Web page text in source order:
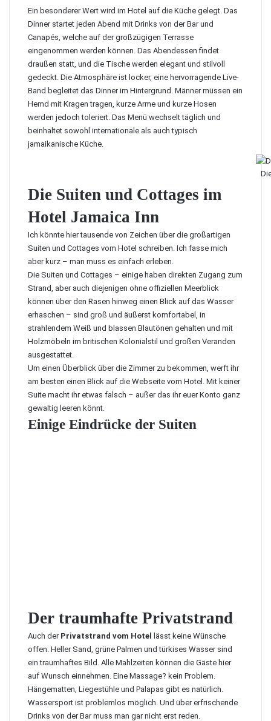
Ein besonderer Wert wird im Hotel auf die Küche gelegt. Das
Dinner startet jeden Abend mit Drinks von der Bar und
Canapés, welche auf der großzügigen Terrasse
eingenommen werden können. Das Abendessen findet
draußen statt, und die Tische werden elegant und stilvoll
gedeckt. Die Atmosphäre ist locker, eine hervorragende Live-
Band begleitet das Dinner im Hintergrund. Männer müssen ein
Hemd mit Kragen tragen, kurze Arme und kurze Hosen
werden jedoch toleriert. Das Menü wechselt täglich und
beinhaltet sowohl internationale als auch typisch
jamaikanische Küche.
Die Suiten und Cottages im
Hotel Jamaica Inn
Ich könnte hier tausende von Zeichen über die großartigen
Suiten und Cottages vom Hotel schreiben. Ich fasse mich
aber kurz – man muss es einfach erleben.
Die Suiten und Cottages – einige haben direkten Zugang zum
Strand, aber auch diejenigen ohne offiziellen Meerblick
können über den Rasen hinweg einen Blick auf das Wasser
erhaschen – sind groß und äußerst komfortabel, in
strahlendem Weiß und blassen Blautönen gehalten und mit
Holzmöbeln im britischen Kolonialstil und großen Veranden
ausgestattet.
Um einen Überblick über die Zimmer zu bekommen, werft ihr
am besten einen Blick auf die Webseite vom Hotel . Mit keiner
Suite macht ihr etwas falsch – außer das ihr euer Konto ganz
gewaltig leeren könnt.
Einige Eindrücke der Suiten
Der traumhafte Privatstrand
Auch der Privatstrand vom Hotel
lässt keine Wünsche
offen. Heller Sand, grüne Palmen und türkises Wasser sind
ein traumhaftes Bild. Alle Mahlzeiten können die Gäste hier
auf Wunsch einnehmen. Eine Massage? kein Problem.
Hängematten, Liegestühle und Palapas gibt es natürlich.
Wassersport ist problemlos möglich. Und über erfrischende
Drinks von der Bar muss man gar nicht erst reden.